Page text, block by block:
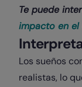
Te puede
impacto en
Los sueños
realistas, lo